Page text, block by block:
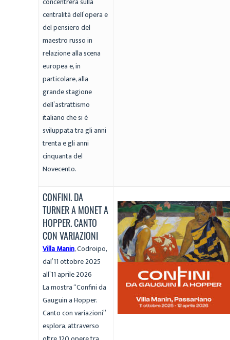
centralità dell’opera e
del pensiero del
maestro russo in
relazione alla scena
europea e, in
particolare, alla
grande stagione
dell’astrattismo
italiano che si è
sviluppata tra gli anni
trenta e gli anni
cinquanta del
Novecento.
CONFINI. DA
TURNER A MONET A
HOPPER. CANTO
CON VARIAZIONI
Villa Manin, Codroipo,
dal’11 ottobre 2025
all’11 aprile 2026
La mostra “Confini da
Gauguin a Hopper.
Canto con variazioni”
esplora, attraverso